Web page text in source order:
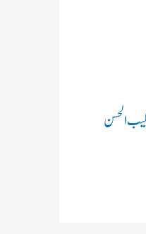
الحسن